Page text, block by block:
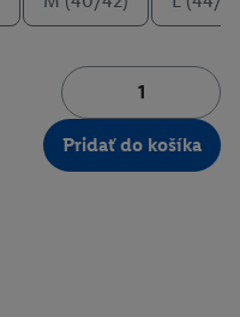
Pridať do košíka